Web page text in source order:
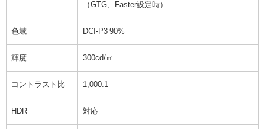
（GTG、Faster設定時）
色域 DCI-P3 90%
輝度 300cd/㎡
コントラスト比 1,000:1
HDR 対応